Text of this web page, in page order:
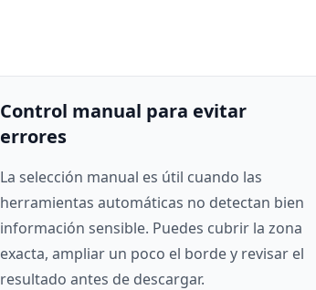
Control manual para evitar
errores
La selección manual es útil cuando las
herramientas automáticas no detectan bien
información sensible. Puedes cubrir la zona
exacta, ampliar un poco el borde y revisar el
resultado antes de descargar.